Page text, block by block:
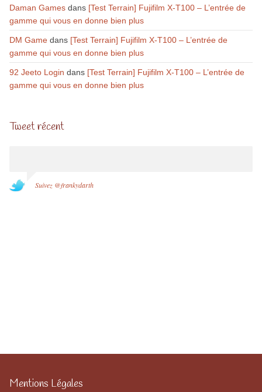
Daman Gamesdans [Test Terrain] Fujifilm X-T100 – L’entrée de
gamme qui vous en donne bien plus
DM Gamedans [Test Terrain] Fujifilm X-T100 – L’entrée de
gamme qui vous en donne bien plus
92 Jeeto Login dans [Test Terrain] Fujifilm X-T100 – L’entrée de
gamme qui vous en donne bien plus
Tweet récent
Suivez @frankydarth
Mentions Légales